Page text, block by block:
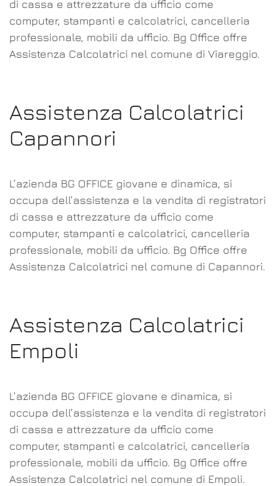
di cassa e attrezzature da ufficio come
computer, stampanti e calcolatrici, cancelleria
professionale, mobili da ufficio. Bg Office offre
Assistenza Calcolatrici nel comune di Viareggio.
Assistenza Calcolatrici
Capannori
L’azienda BG OFFICE giovane e dinamica, si
occupa dell’assistenza e la vendita di registratori
di cassa e attrezzature da ufficio come
computer, stampanti e calcolatrici, cancelleria
professionale, mobili da ufficio. Bg Office offre
Assistenza Calcolatrici nel comune di Capannori.
Assistenza Calcolatrici
Empoli
L’azienda BG OFFICE giovane e dinamica, si
occupa dell’assistenza e la vendita di registratori
di cassa e attrezzature da ufficio come
computer, stampanti e calcolatrici, cancelleria
professionale, mobili da ufficio. Bg Office offre
Assistenza Calcolatrici nel comune di Empoli.